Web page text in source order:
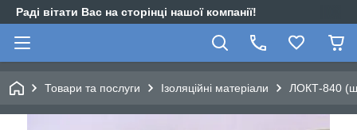
Раді вітати Вас на сторінці нашої компанії!
Товари та послуги Ізоляційні матеріали ЛОКТ-840